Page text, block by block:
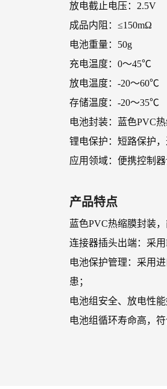
放电截止电压：2.5V
成品内阻：≤150mΩ
电池重量：50g
充电温度：0～45℃
放电温度：-20～60℃
存储温度：-20～35℃
电池封装：蓝色PVC
锂电保护：短路保护
应用领域：便携控制
产品特点
蓝色PVC热缩膜封装
连接器插头出端：采
电池保护管理：采用
患；
电池组安全、放电性能
电池组循环寿命高，